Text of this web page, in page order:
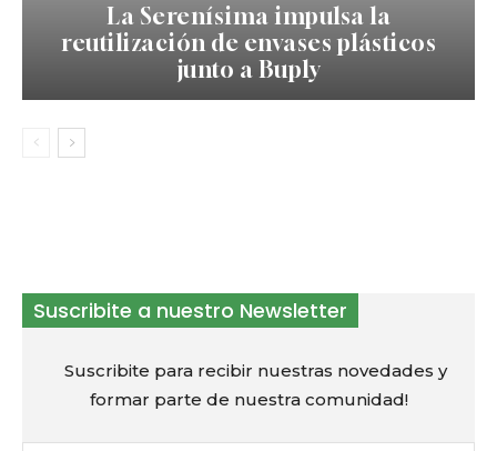
La Serenísima impulsa la
reutilización de envases plásticos
junto a Buply
Suscribite a nuestro Newsletter
Suscribite para recibir nuestras novedades y
formar parte de nuestra comunidad!